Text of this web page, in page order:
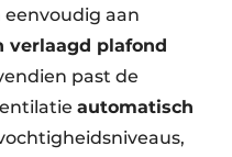
aan
verlaagd plafond
past de
automatisch